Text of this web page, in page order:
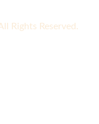
Rights Reserved.